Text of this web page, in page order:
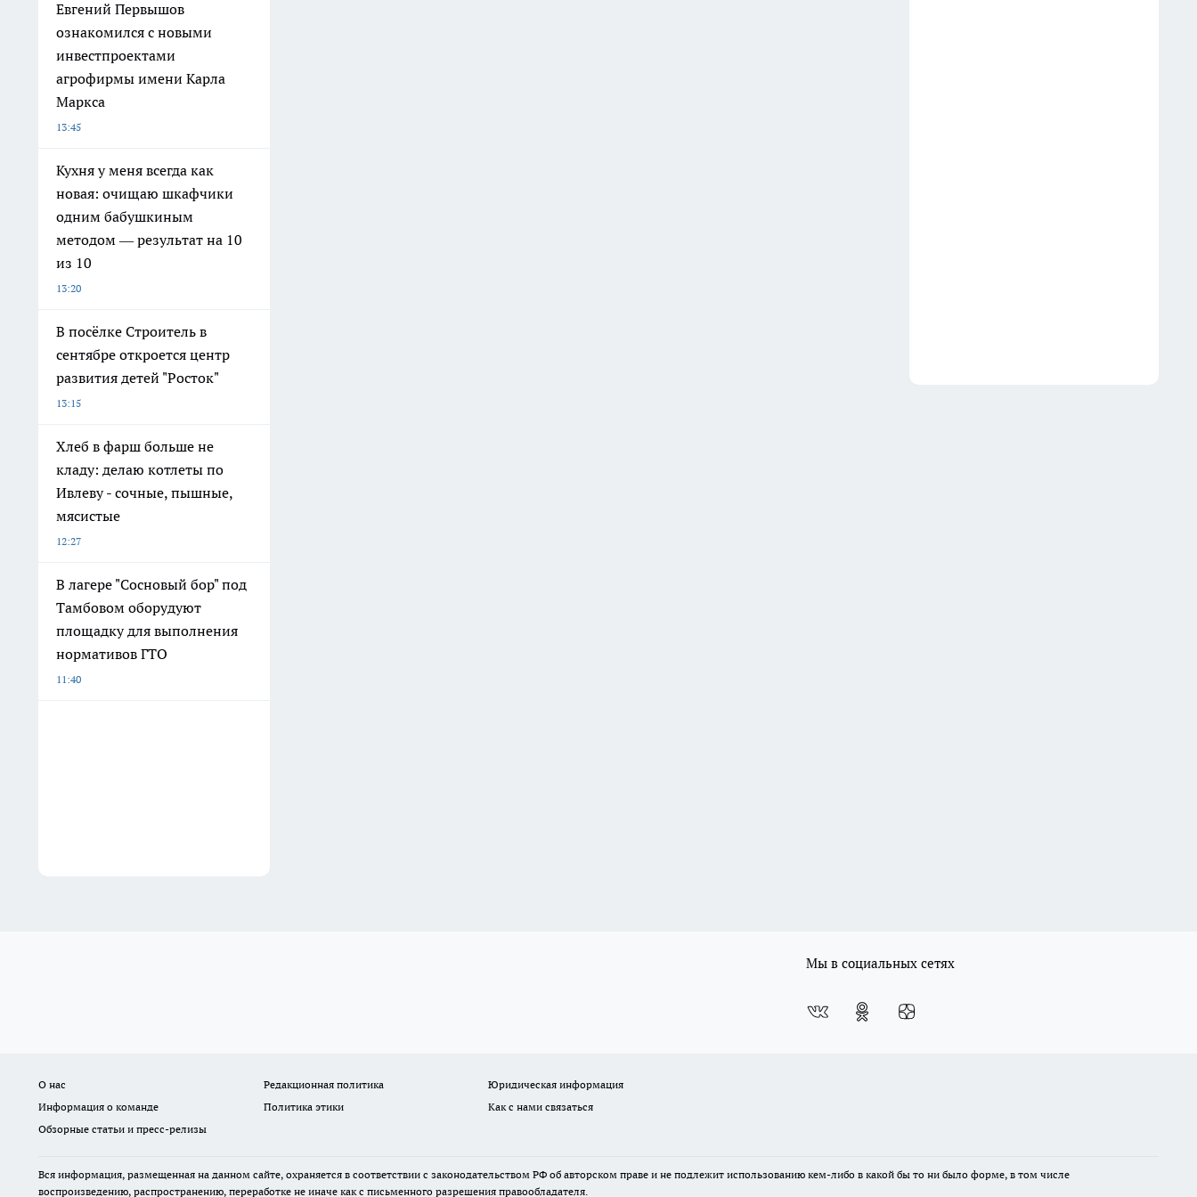
Евгений Первышов
ознакомился с новыми
инвестпроектами
агрофирмы имени Карла
Маркса
13:45
Кухня у меня всегда как
новая: очищаю шкафчики
одним бабушкиным
методом — результат на 10
из 10
13:20
В посёлке Строитель в
сентябре откроется центр
развития детей "Росток"
13:15
Хлеб в фарш больше не
кладу: делаю котлеты по
Ивлеву - сочные, пышные,
мясистые
12:27
В лагере "Сосновый бор" под
Тамбовом оборудуют
площадку для выполнения
нормативов ГТО
11:40
Мы в социальных сетях
О нас Редакционная политика
Юридическая информация
Информация о команде
Политика этики
Как с нами связаться
Обзорные статьи и пресс-релизы
Вся информация, размещенная на данном сайте, охраняется в соответствии с законодательством РФ об авторском праве и не подлежит использованию кем-либо в какой бы то ни было форме, в том числе
воспроизведению, распространению, переработке не иначе как с письменного разрешения правообладателя.